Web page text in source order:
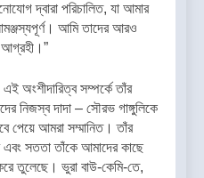
দ্বারা পরিচালিত, যা আমার
আমি তাদের আরও
আগ্রহী।”
অংশীদারিত্ব সম্পর্কে তাঁর
নিজস্ব দাদা – সৌরভ গাঙ্গুলিকে
পেয়ে আমরা সম্মানিত। তাঁর
এবং সততা তাঁকে আমাদের কাছে
তুলেছে। ভুরা বাউ-কেমি-তে,